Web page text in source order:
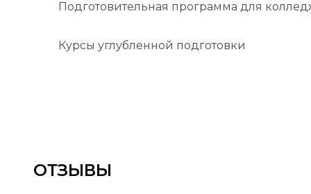
Подготовительная программа для
Курсы углубленной подготовки
ОТЗЫВЫ